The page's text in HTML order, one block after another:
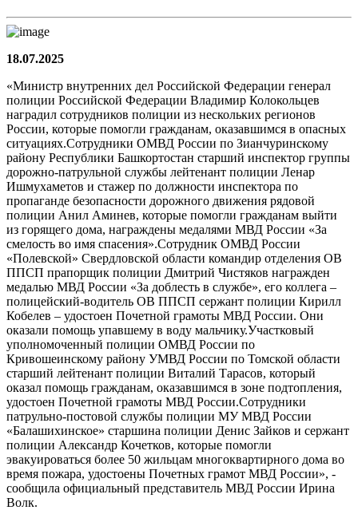
18.07.2025
«Министр внутренних дел Российской Федерации генерал
полиции Российской Федерации Владимир Колокольцев
наградил сотрудников полиции из нескольких регионов
России, которые помогли гражданам, оказавшимся в опасных
ситуациях.Сотрудники ОМВД России по Зианчуринскому
району Республики Башкортостан старший инспектор группы
дорожно-патрульной службы лейтенант полиции Ленар
Ишмухаметов и стажер по должности инспектора по
пропаганде безопасности дорожного движения рядовой
полиции Анил Аминев, которые помогли гражданам выйти
из горящего дома, награждены медалями МВД России «За
смелость во имя спасения».Сотрудник ОМВД России
«Полевской» Свердловской области командир отделения ОВ
ППСП прапорщик полиции Дмитрий Чистяков награжден
медалью МВД России «За доблесть в службе», его коллега –
полицейский-водитель ОВ ППСП сержант полиции Кирилл
Кобелев – удостоен Почетной грамоты МВД России. Они
оказали помощь упавшему в воду мальчику.Участковый
уполномоченный полиции ОМВД России по
Кривошеинскому району УМВД России по Томской области
старший лейтенант полиции Виталий Тарасов, который
оказал помощь гражданам, оказавшимся в зоне подтопления,
удостоен Почетной грамоты МВД России.Сотрудники
патрульно-постовой службы полиции МУ МВД России
«Балашихинское» старшина полиции Денис Зайков и сержант
полиции Александр Кочетков, которые помогли
эвакуироваться более 50 жильцам многоквартирного дома во
время пожара, удостоены Почетных грамот МВД России», -
сообщила официальный представитель МВД России Ирина
Волк.